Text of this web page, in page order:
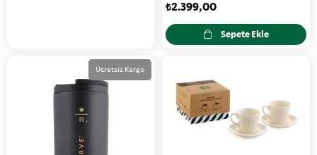
₺2.399,00
Sepete Ekle
Ücretsiz Kargo